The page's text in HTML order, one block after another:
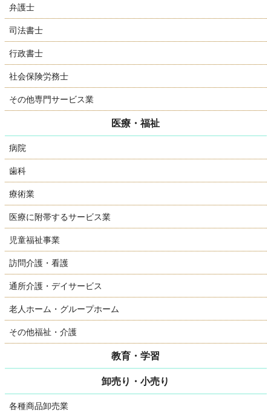
弁護士
司法書士
行政書士
社会保険労務士
その他専門サービス業
医療・福祉
病院
歯科
療術業
医療に附帯するサービス業
児童福祉事業
訪問介護・看護
通所介護・デイサービス
老人ホーム・グループホーム
その他福祉・介護
教育・学習
卸売り・小売り
各種商品卸売業